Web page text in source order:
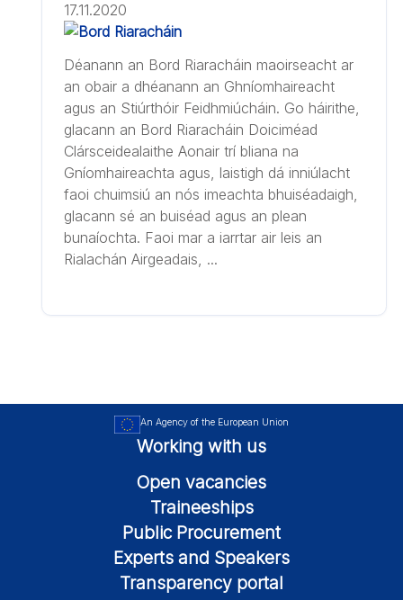
17.11.2020
Déanann an Bord Riaracháin maoirseacht ar
an obair a dhéanann an Ghníomhaireacht
agus an Stiúrthóir Feidhmiúcháin. Go háirithe,
glacann an Bord Riaracháin Doiciméad
Clársceidealaithe Aonair trí bliana na
Gníomhaireachta agus, laistigh dá inniúlacht
faoi chuimsiú an nós imeachta bhuiséadaigh,
glacann sé an buiséad agus an plean
bunaíochta. Faoi mar a iarrtar air leis an
Rialachán Airgeadais, ...
An Agency of the European Union
Working with us
Open vacancies
Traineeships
Public Procurement
Experts and Speakers
Transparency portal